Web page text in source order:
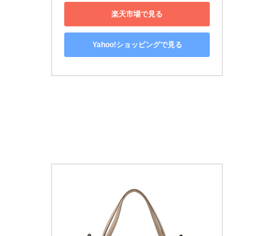
楽天市場で見る
Yahoo!ショッピングで見る